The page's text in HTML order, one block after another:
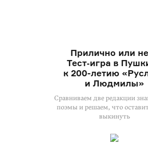
Прилично или
Тест‑игра в
к 200-летию
и Людмилы»
Сравниваем две редакции
поэмы и решаем, что
выкинуть